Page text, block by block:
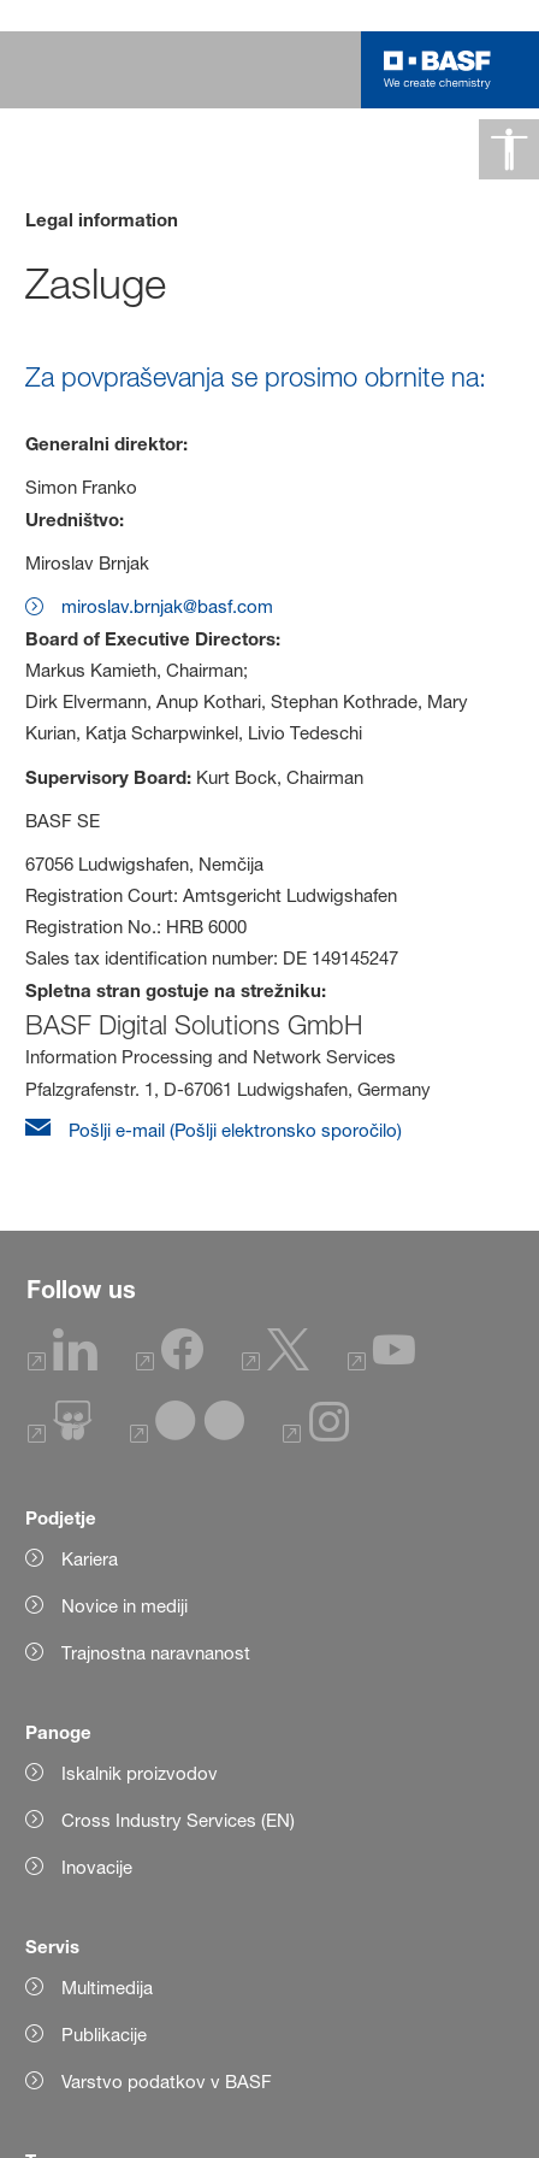
Legal information
Zasluge
Za povpraševanja se prosimo obrnite na:
Generalni direktor:
Simon Franko
Uredništvo:
Miroslav Brnjak
miroslav.brnjak@basf.com
Board of Executive Directors:
Markus Kamieth, Chairman;
​​​​​​​Dirk Elvermann, Anup Kothari, Stephan Kothrade, Mary
Kurian, Katja Scharpwinkel, Livio Tedeschi
Supervisory Board: Kurt Bock, Chairman
BASF SE
67056 Ludwigshafen, Nemčija
Registration Court: Amtsgericht Ludwigshafen
Registration No.: HRB 6000
Sales tax identification number: DE 149145247
Spletna stran gostuje na strežniku:
BASF Digital Solutions GmbH
Information Processing and Network Services
Pfalzgrafenstr. 1, D-67061 Ludwigshafen, Germany
Pošlji e-mail (Pošlji elektronsko sporočilo)
Follow us
Podjetje
Kariera
Novice in mediji
Trajnostna naravnanost
Panoge
Iskalnik proizvodov
Cross Industry Services (EN)
Inovacije
Servis
Multimedija
Publikacije
Varstvo podatkov v BASF